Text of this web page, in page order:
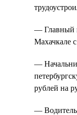
— Главный
Махачкале
—
рублей на
— Водитель